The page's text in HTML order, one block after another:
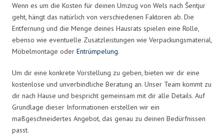
Wenn es um die Kosten für deinen Umzug von Wels nach Šentjur
geht, hängt das natürlich von verschiedenen Faktoren ab. Die
Entfernung und die Menge deines Hausrats spielen eine Rolle,
ebenso wie eventuelle Zusatzleistungen wie Verpackungsmaterial,
Möbelmontage oder Entrümpelung.
Um dir eine konkrete Vorstellung zu geben, bieten wir dir eine
kostenlose und unverbindliche Beratung an. Unser Team kommt zu
dir nach Hause und bespricht gemeinsam mit dir alle Details. Auf
Grundlage dieser Informationen erstellen wir ein
maßgeschneidertes Angebot, das genau zu deinen Bedürfnissen
passt.